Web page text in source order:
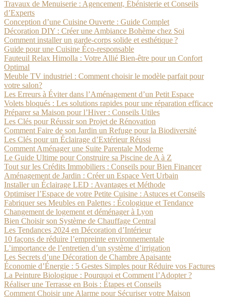
Travaux de Menuiserie : Agencement, Ébénisterie et Conseils
d’Experts
Conception d’une Cuisine Ouverte : Guide Complet
Décoration DIY : Créer une Ambiance Bohème chez Soi
Comment installer un garde-corps solide et esthétique ?
Guide pour une Cuisine Éco-responsable
Fauteuil Relax Himolla : Votre Allié Bien-être pour un Confort
Optimal
Meuble TV industriel : Comment choisir le modèle parfait pour
votre salon?
Les Erreurs à Éviter dans l’Aménagement d’un Petit Espace
Volets bloqués : Les solutions rapides pour une réparation efficace
Préparer sa Maison pour l’Hiver : Conseils Utiles
Les Clés pour Réussir son Projet de Rénovation
Comment Faire de son Jardin un Refuge pour la Biodiversité
Les Clés pour un Éclairage d’Extérieur Réussi
Comment Aménager une Suite Parentale Moderne
Le Guide Ultime pour Construire sa Piscine de A à Z
Tout sur les Crédits Immobiliers : Conseils pour Bien Financer
Aménagement de Jardin : Créer un Espace Vert Urbain
Installer un Éclairage LED : Avantages et Méthode
Optimiser l’Espace de votre Petite Cuisine : Astuces et Conseils
Fabriquer ses Meubles en Palettes : Écologique et Tendance
Changement de logement et déménager à Lyon
Bien Choisir son Système de Chauffage Central
Les Tendances 2024 en Décoration d’Intérieur
10 façons de réduire l’empreinte environnementale
L’importance de l’entretien d’un système d’irrigation
Les Secrets d’une Décoration de Chambre Apaisante
Économie d’Énergie : 5 Gestes Simples pour Réduire vos Factures
La Peinture Biologique : Pourquoi et Comment l’Adopter ?
Réaliser une Terrasse en Bois : Étapes et Conseils
Comment Choisir une Alarme pour Sécuriser votre Maison